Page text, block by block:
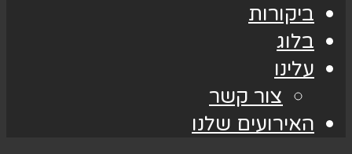
ביקורות
בלוג
עלינו
צור קשר
האירועים שלנו